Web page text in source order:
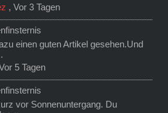
,Vor 3 Tagen
einen guten Artikel gesehen.Und
5 Tagen
vor Sonnenuntergang. Du